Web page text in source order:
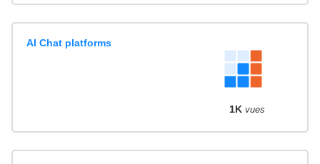
AI Chat platforms
1K vues